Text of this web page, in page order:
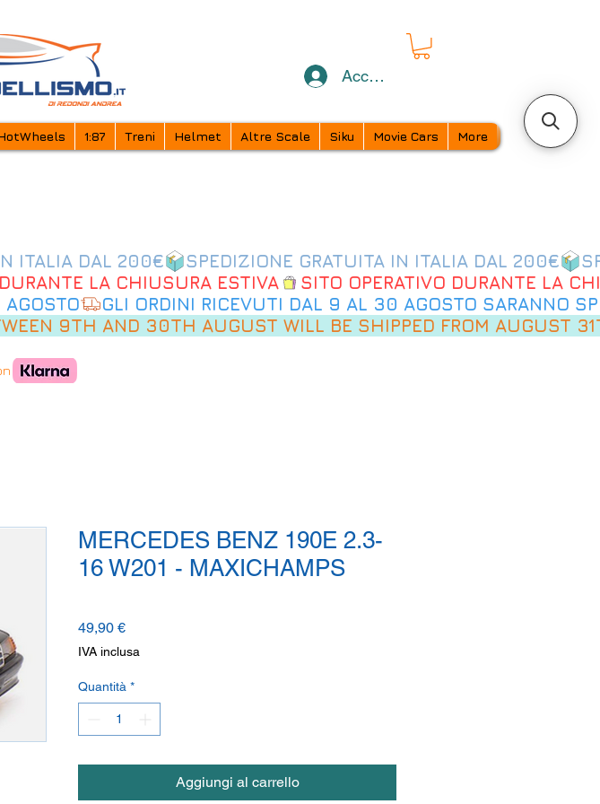
Accedi
1:87 Treni Helmet Altre Scale Siku Movie Cars More
9TH AND 30TH AUGUST WILL BE SHIPPED FROM AUGUST
MERCEDES BENZ 190E 2.3-
16 W201 - MAXICHAMPS
49,90 €Prezzo
IVA inclusa
Quantità *
Aggiungi al carrello